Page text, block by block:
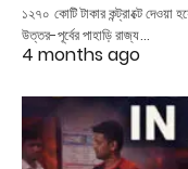
১২৭০ কোটি টাকার কন্ট্রাক্টে
উত্তর-পূর্বের পাহাড়ি রাজ্য…
4 months ago